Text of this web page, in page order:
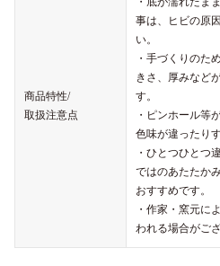
商品特性/
取扱注意点
事は、ヒビの原
い。
・手づくりのた
きさ、厚みなど
す。
・ピンホール等
色味が違ったり
・ひとつひとつ
ではのあたたか
おすすめです。
・作家・窯元に
われる場合がご